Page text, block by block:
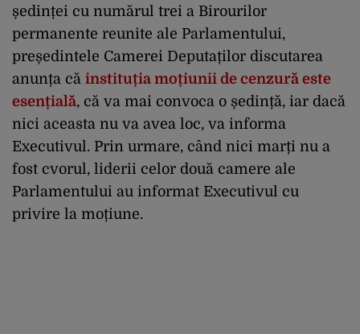
ședinței cu numărul trei a Birourilor
permanente reunite ale Parlamentului,
președintele Camerei Deputaților discutarea
anunța că instituția moțiunii de cenzură este
esențială, că va mai convoca o ședință, iar dacă
nici aceasta nu va avea loc, va informa
Executivul. Prin urmare, când nici marți nu a
fost cvorul, liderii celor două camere ale
Parlamentului au informat Executivul cu
privire la moțiune.